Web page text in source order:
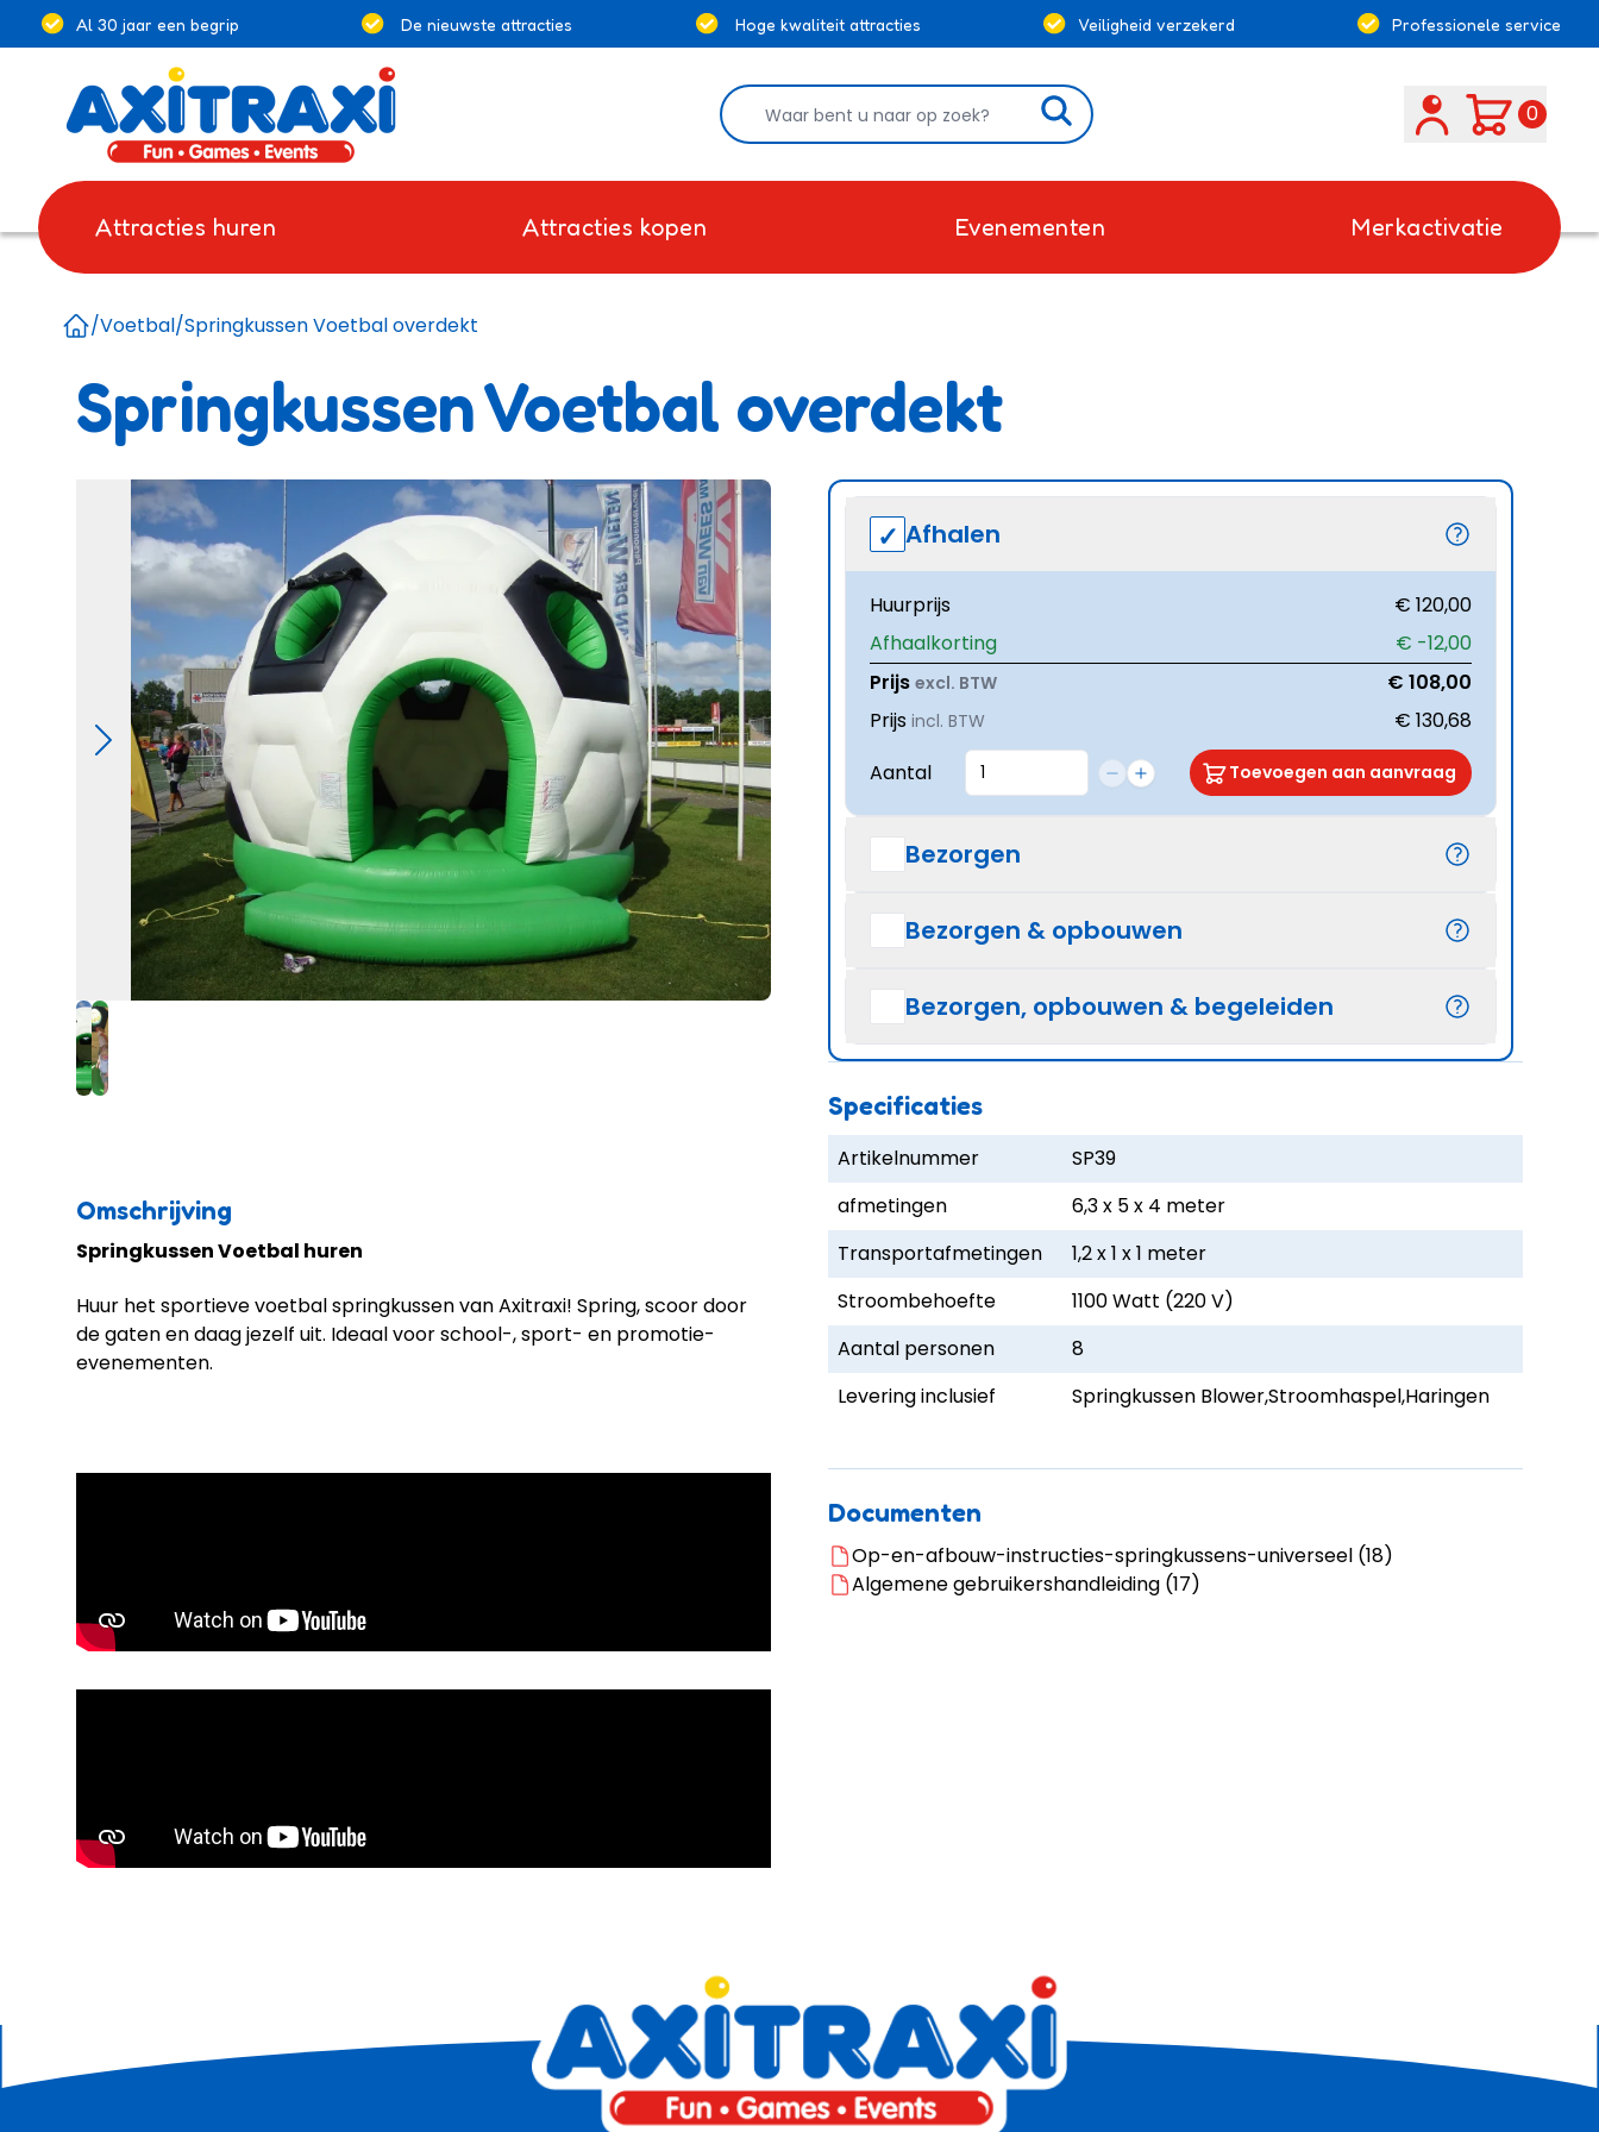
Al 30 jaar een begrip De nieuwste attracties Hoge kwaliteit attracties Veiligheid verzekerd Professionele service
Search 0
Attracties huren Attracties kopen Evenementen Merkactivatie
/Voetbal/Springkussen Voetbal overdekt
Springkussen Voetbal overdekt
Omschrijving
Springkussen Voetbal huren
Huur het sportieve voetbal springkussen van Axitraxi! Spring, scoor door
de gaten en daag jezelf uit. Ideaal voor school-, sport- en promotie-
evenementen.
Afhalen
Huurprijs
€ 120,00
Afhaalkorting
€ -12,00
Prijs excl. BTW
€ 108,00
Prijs incl. BTW
€ 130,68
Aantal
Toevoegen aan aanvraag
Bezorgen
Bezorgen & opbouwen
Bezorgen, opbouwen & begeleiden
Specificaties
Artikelnummer
SP39
afmetingen
6,3 x 5 x 4 meter
Transportafmetingen
1,2 x 1 x 1 meter
Stroombehoefte
1100 Watt (220 V)
Aantal personen
8
Levering inclusief
Springkussen Blower,Stroomhaspel,Haringen
Documenten
Op-en-afbouw-instructies-springkussens-universeel (18)
Algemene gebruikershandleiding (17)